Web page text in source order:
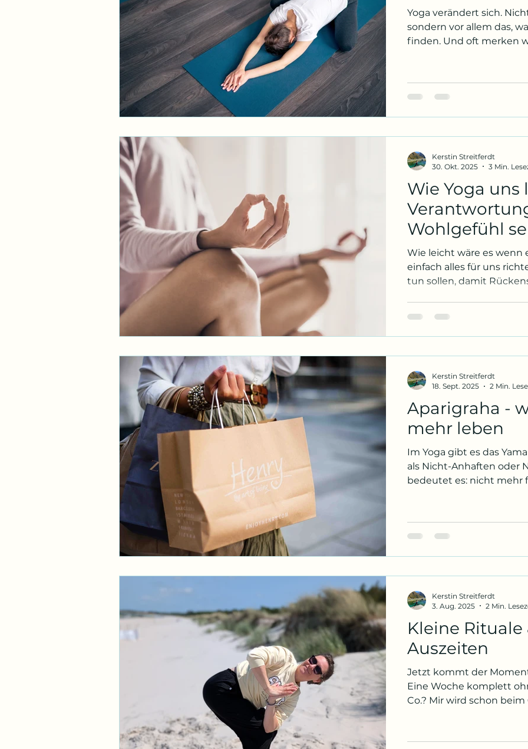
Yoga verändert sich.
sondern vor allem das,
finden. Und oft merken
beweglicher werden, ins
mochte das Gefühl,
mache, sagte ich oft so
ruhige Dehnen
Wie Yoga uns
Wohlgefühl
übernehmen
Wie leicht wäre es wenn
einfach alles für uns
tun sollen, damit
Wunsch völlig
übernehmen, gerade für
Wahrnehmen Viele
Kerstin Streitferdt
30. Okt. 2025
3 Min.
Aparigraha -
mehr leben
Im Yoga gibt es das
als Nicht-Anhaften oder Nicht-Horten . Im Kern
bedeutet es: nicht mehr
Kerstin Streitferdt
18. Sept. 2025
2 Min.
Kleine Rituale
Auszeiten
Jetzt kommt der
Eine Woche komplett
Co.? Mir wird schon beim Gedanken mulmig. Aber
Balance.
Kerstin Streitferdt
3. Aug. 2025
2 Min.